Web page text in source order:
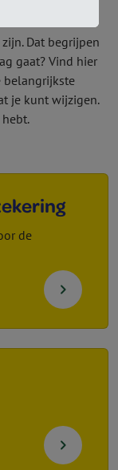
Deze
Dat begrijpen
gaat? Vind hier
belangrijkste
je kunt wijzigen.
de
navigate_next
navigate_next